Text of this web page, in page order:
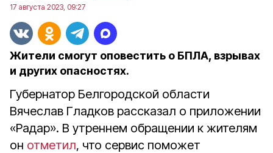
17 августа 2023, 09:27
Жители смогут оповестить о БПЛА, взрывах
и других опасностях.
Губернатор Белгородской области
Вячеслав Гладков рассказал о приложении
«Радар». В утреннем обращении к жителям
он отметил, что сервис поможет